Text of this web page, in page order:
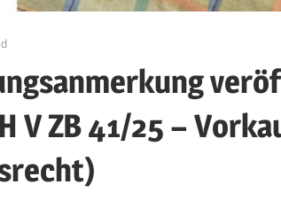
V ZB 41/25 –